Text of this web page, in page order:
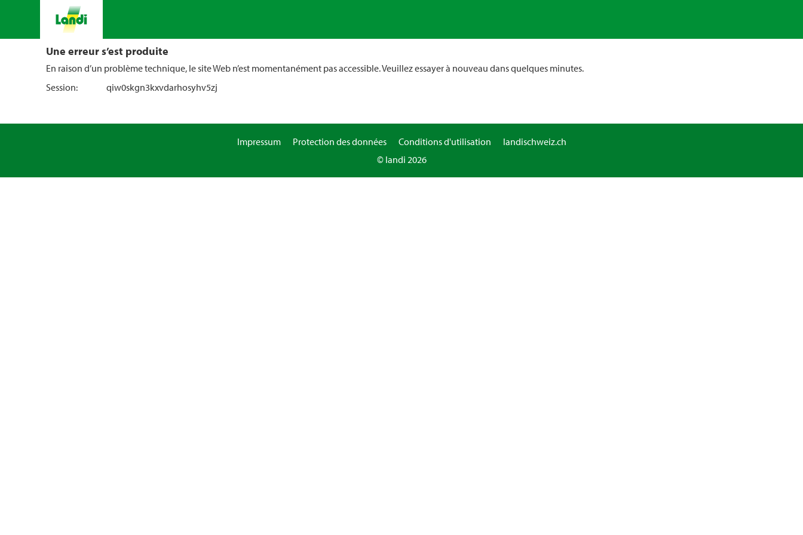
Une erreur s’est produite
En raison d’un problème technique, le site Web n’est momentanément pas accessible. Veuillez essayer à nouveau dans quelques minutes.
Session:
qiw0skgn3kxvdarhosyhv5zj
Impressum Protection des données Conditions d'utilisation
landischweiz.ch
© landi 2026